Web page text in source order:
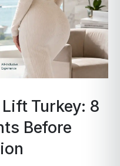
Turkey: 8
Before